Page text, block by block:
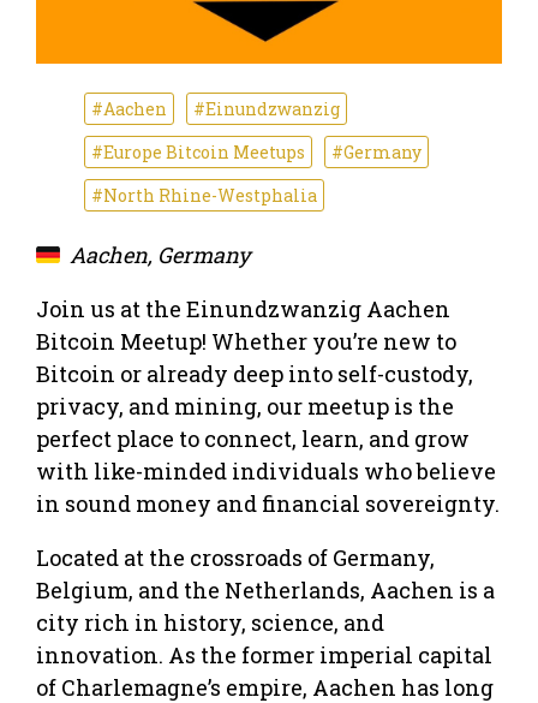
#Aachen
#Einundzwanzig
#Europe Bitcoin Meetups
#Germany
#North Rhine-Westphalia
Aachen, Germany
Join us at the Einundzwanzig Aachen
Bitcoin Meetup! Whether you’re new to
Bitcoin or already deep into self-custody,
privacy, and mining, our meetup is the
perfect place to connect, learn, and grow
with like-minded individuals who believe
in sound money and financial sovereignty.
Located at the crossroads of Germany,
Belgium, and the Netherlands, Aachen is a
city rich in history, science, and
innovation. As the former imperial capital
of Charlemagne’s empire, Aachen has long